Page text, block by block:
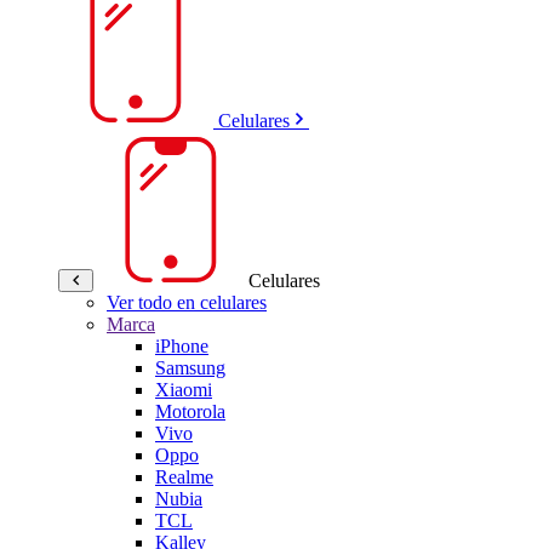
Celulares
Celulares
Ver todo en celulares
Marca
iPhone
Samsung
Xiaomi
Motorola
Vivo
Oppo
Realme
Nubia
TCL
Kalley